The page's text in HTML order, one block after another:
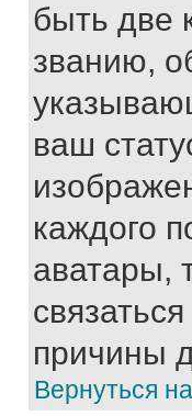
быть две
званию,
ваш
каждого
аватары,
причины
Вернуться